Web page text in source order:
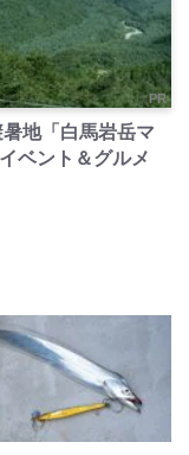
PR
地「白馬岩岳マ
ベント＆グルメ